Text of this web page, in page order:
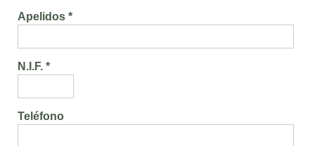
Apelidos *
N.I.F. *
Teléfono